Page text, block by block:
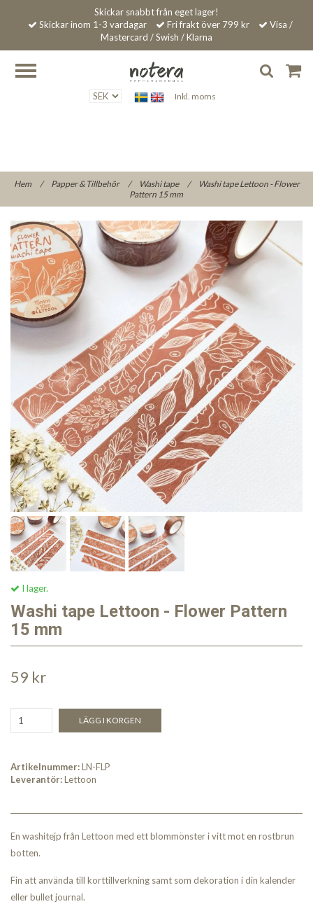
Skickar snabbt från eget lager!
Skickar inom 1-3 vardagar
Fri frakt över 799 kr
Visa /
Mastercard / Swish / Klarna
Inkl. moms
Hem / Papper & Tillbehör / Washi tape /
Washi tape Lettoon - Flower
Pattern 15 mm
I lager.
Washi tape Lettoon - Flower Pattern
15 mm
59 kr
LÄGG I KORGEN
Artikelnummer:LN-FLP
Leverantör:Lettoon
En washitejp från Lettoon med ett blommönster i vitt mot en rostbrun
botten.
Fin att använda till korttillverkning samt som dekoration i din kalender
eller bullet journal.